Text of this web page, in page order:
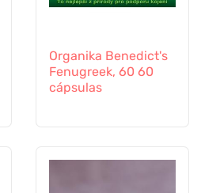
Organika Benedict's
Fenugreek, 60 60
cápsulas